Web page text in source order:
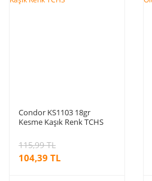
Condor KS1103 18gr
Kesme Kaşık Renk TCHS
104,39 TL
115,99 TL